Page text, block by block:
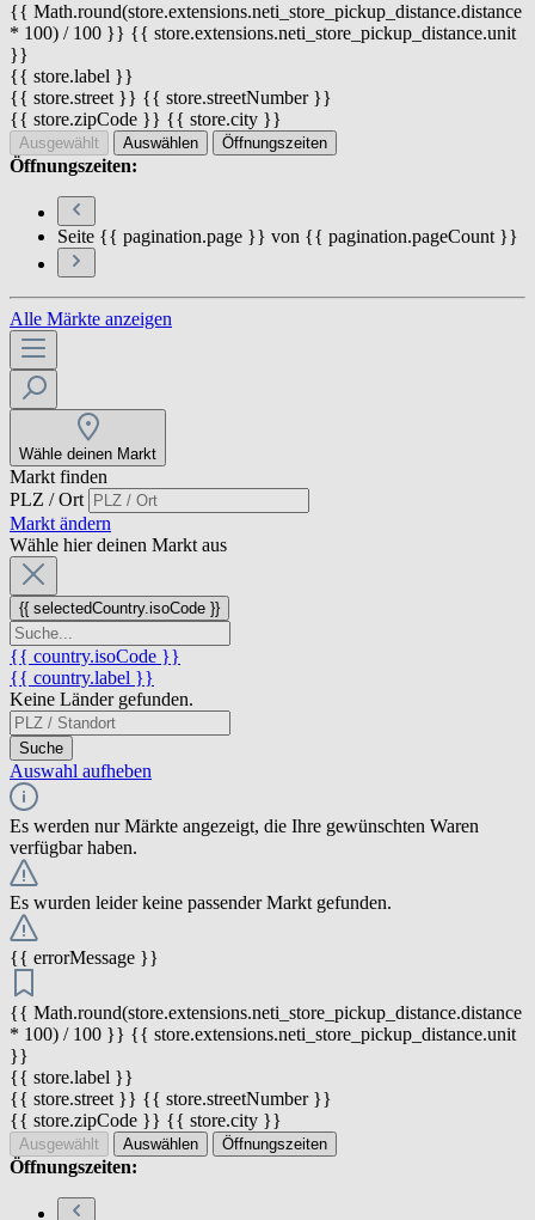
{{ Math.round(store.extensions.neti_store_pickup_distance.distance
* 100) / 100 }} {{ store.extensions.neti_store_pickup_distance.unit
}}
{{ store.label }}
{{ store.street }} {{ store.streetNumber }}
{{ store.zipCode }} {{ store.city }}
Ausgewählt Auswählen Öffnungszeiten
Öffnungszeiten:
Seite {{ pagination.page }} von {{ pagination.pageCount }}
Alle Märkte anzeigen
Wähle deinen Markt
Markt finden
PLZ / Ort
Markt ändern
Wähle hier deinen Markt aus
{{ selectedCountry.isoCode }}
{{ country.isoCode }}
{{ country.label }}
Keine Länder gefunden.
Suche
Auswahl aufheben
Es werden nur Märkte angezeigt, die Ihre gewünschten Waren
verfügbar haben.
Es wurden leider keine passender Markt gefunden.
{{ errorMessage }}
{{ Math.round(store.extensions.neti_store_pickup_distance.distance
* 100) / 100 }} {{ store.extensions.neti_store_pickup_distance.unit
}}
{{ store.label }}
{{ store.street }} {{ store.streetNumber }}
{{ store.zipCode }} {{ store.city }}
Ausgewählt Auswählen Öffnungszeiten
Öffnungszeiten: